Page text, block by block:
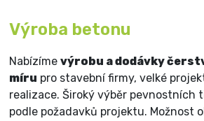
Výroba betonu
Nabízímevýrobu a dodávky
míru pro stavební firmy, velké
realizace. Široký výběr pevnostních
podle požadavků projektu. Možnost